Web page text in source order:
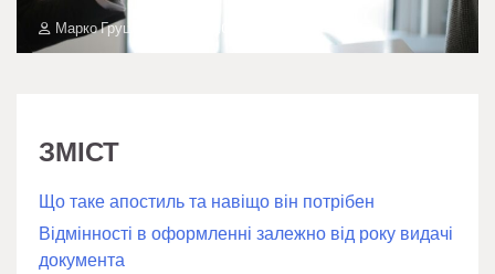
Марко Грушевський
ЗМІСТ
Що таке апостиль та навіщо він потрібен
Відмінності в оформленні залежно від року видачі
документа